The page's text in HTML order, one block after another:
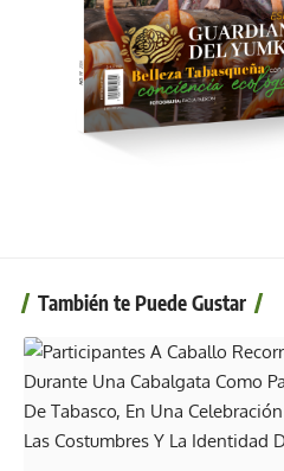
También te Puede Gustar